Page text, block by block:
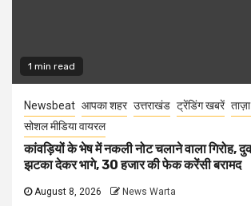
1 min read
Newsbeat आपका शहर उत्तराखंड ट्रेंडिंग खबरें
सोशल मीडिया वायरल
कांवड़ियों के भेष में नकली नोट चलाने वाला गिरोह,
झटका देकर भागे, 30 हजार की फेक करेंसी बरामद
August 8, 2026 News Warta